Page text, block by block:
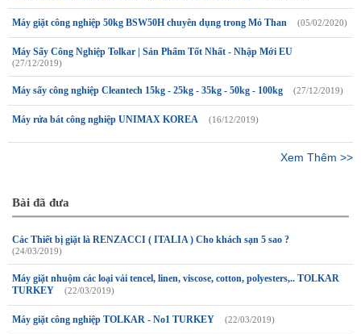
Máy giặt công nghiệp 50kg BSW50H chuyên dụng trong Mỏ Than (05/02/2020)
Máy Sấy Công Nghiệp Tolkar | Sản Phẩm Tốt Nhất - Nhập Mới EU
(27/12/2019)
Máy sấy công nghiệp Cleantech 15kg - 25kg - 35kg - 50kg - 100kg (27/12/2019)
Máy rửa bát công nghiệp UNIMAX KOREA (16/12/2019)
Xem Thêm >>
Bài đã đưa
Các Thiết bị giặt là RENZACCI ( ITALIA ) Cho khách sạn 5 sao ?
(24/03/2019)
Máy giặt nhuộm các loại vải tencel, linen, viscose, cotton, polyesters,.. TOLKAR
TURKEY
(22/03/2019)
Máy giặt công nghiệp TOLKAR - No1 TURKEY (22/03/2019)